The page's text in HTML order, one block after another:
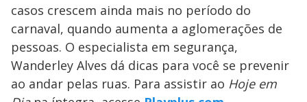
a
y
s o
s
M
u
casos crescem ainda mais no período do
carnaval, quando aumenta a aglomerações de
pessoas. O especialista em segurança,
Wanderley Alves dá dicas para você se prevenir
ao andar pelas ruas. Para assistir ao Hoje em